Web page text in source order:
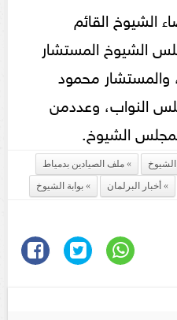
الشيوخ القائم
الشيوخ المستشار
والمستشار محمود
النواب، وعددمن
الشيوخ.
ملف الصيادين بدمياط
أخبار البرلمان بوابة الشيوخ